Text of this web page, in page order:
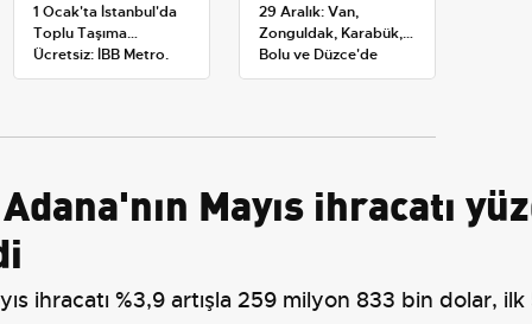
1 Ocak'ta İstanbul'da
Toplu Taşıma
Ücretsiz: İBB Metro,
Metrobüs ve Otobüs
29 Aralık: Van,
Zonguldak, Karabük,
Bolu ve Düzce'de
okullar tatil —
Mayıs ihracatı
ihracatı %3,9 artışla 259 milyon 833 bin dolar,